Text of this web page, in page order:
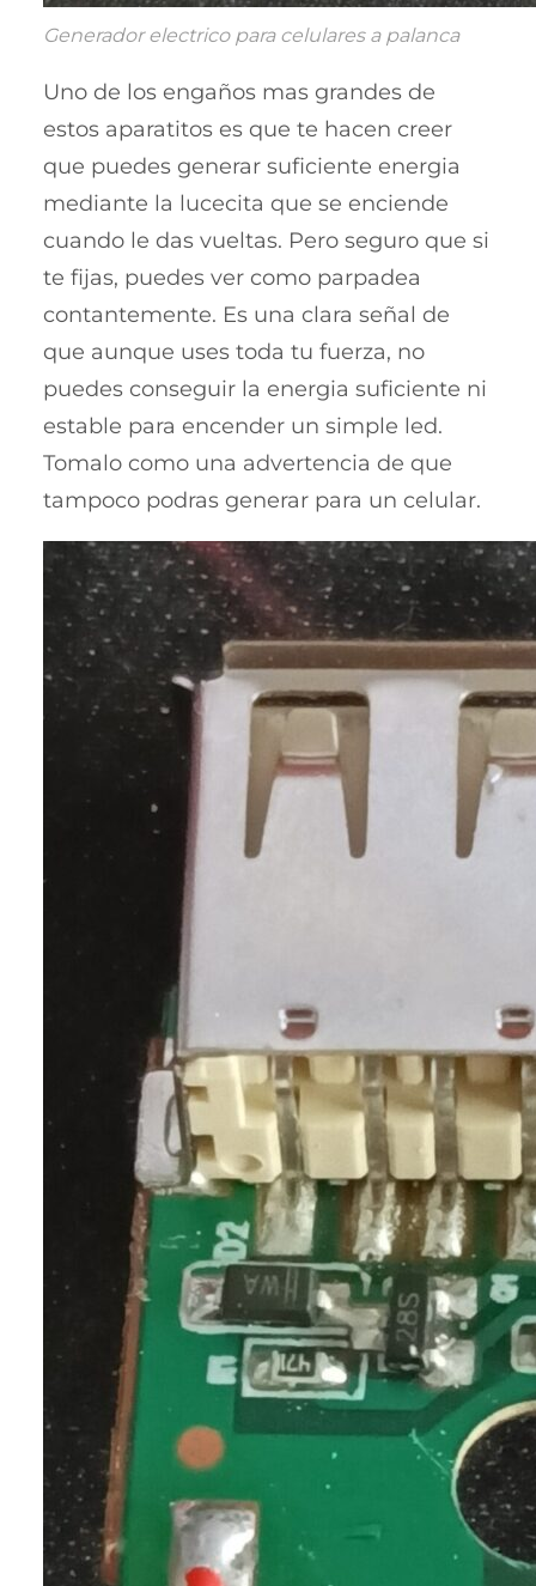
Generador electrico para celulares a palanca
Uno de los engaños mas grandes de
estos aparatitos es que te hacen creer
que puedes generar suficiente energia
mediante la lucecita que se enciende
cuando le das vueltas. Pero seguro que si
te fijas, puedes ver como parpadea
contantemente. Es una clara señal de
que aunque uses toda tu fuerza, no
puedes conseguir la energia suficiente ni
estable para encender un simple led.
Tomalo como una advertencia de que
tampoco podras generar para un celular.